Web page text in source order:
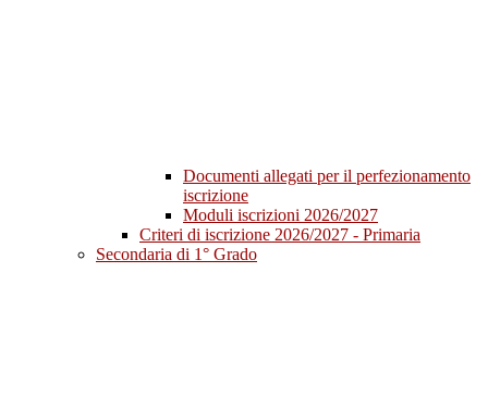
Documenti allegati per il perfezionamento
iscrizione
Moduli iscrizioni 2026/2027
Criteri di iscrizione 2026/2027 - Primaria
Secondaria di 1° Grado